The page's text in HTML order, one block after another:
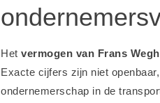
Het vermogen van Frans
Exacte cijfers zijn niet
ondernemerschap in de